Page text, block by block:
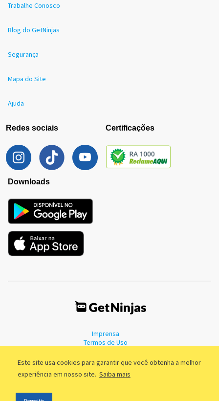
Este site usa cookies para garantir que você obtenha a melhor
experiência em nosso site. Saiba mais
Trabalhe Conosco
Blog do GetNinjas
Segurança
Mapa do Site
Ajuda
Redes sociais Certificações
Downloads
Imprensa
Termos de Uso
©2011 - 2026, GetNinjas LTDA. CNPJ 55.744.877/0001-89 - Rua Dr.